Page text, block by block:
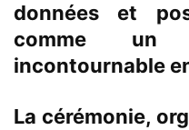
données et
comme un
incontournable
La cérémonie,